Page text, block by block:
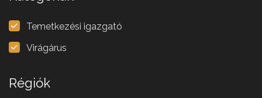
Temetkezési igazgató
Virágárus
Régiók